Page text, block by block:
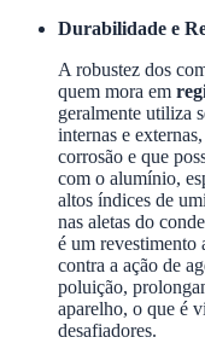
Durabilidade e
A robustez dos
quem mora em
geralmente utiliza
internas e
corrosão e que
com o alumínio,
altos índices de
nas aletas do
é um revestimento
contra a ação de
poluição,
aparelho, o que é
desafiadores.